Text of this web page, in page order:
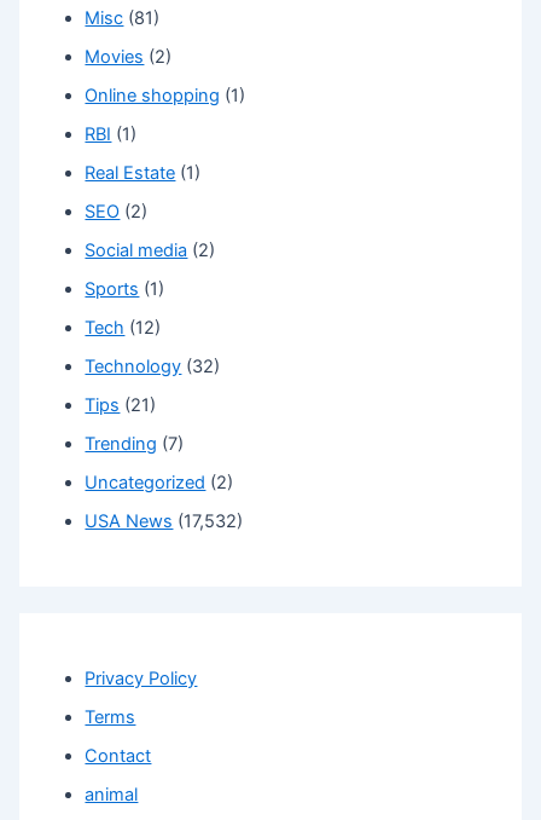
Misc (81)
Movies (2)
Online shopping (1)
RBI (1)
Real Estate (1)
SEO (2)
Social media (2)
Sports (1)
Tech (12)
Technology (32)
Tips (21)
Trending (7)
Uncategorized (2)
USA News (17,532)
Privacy Policy
Terms
Contact
animal